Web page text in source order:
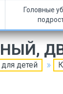
Головные
детей